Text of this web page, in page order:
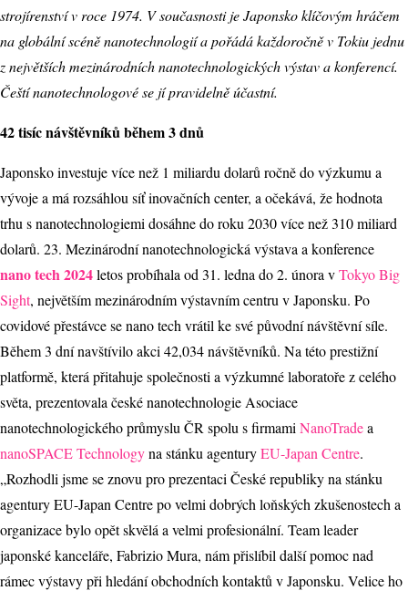
strojírenství v roce 1974. V současnosti je Japonsko klíčovým hráčem
na globální scéně nanotechnologií a pořádá každoročně v Tokiu jednu
z největších mezinárodních nanotechnologických výstav a konferencí.
Čeští nanotechnologové se jí pravidelně účastní.
42 tisíc návštěvníků během 3 dnů
Japonsko investuje více než 1 miliardu dolarů ročně do výzkumu a
vývoje a má rozsáhlou síť inovačních center, a očekává, že hodnota
trhu s nanotechnologiemi dosáhne do roku 2030 více než 310 miliard
dolarů. 23. Mezinárodní nanotechnologická výstava a konference
nano tech 2024letos probíhala od 31. ledna do 2. února vTokyo Big
Sight, největším mezinárodním výstavním centru v Japonsku. Po
covidové přestávce se nano tech vrátil ke své původní návštěvní síle.
Během 3 dní navštívilo akci 42,034 návštěvníků. Na této prestižní
platformě, která přitahuje společnosti a výzkumné laboratoře z celého
světa, prezentovala české nanotechnologie Asociace
nanotechnologického průmyslu ČR spolu s firmami NanoTradea
nanoSPACE Technologyna stánku agenturyEU-Japan Centre.
„Rozhodli jsme se znovu pro prezentaci České republiky na stánku
agentury EU-Japan Centre po velmi dobrých loňských zkušenostech a
organizace bylo opět skvělá a velmi profesionální. Team leader
japonské kanceláře, Fabrizio Mura, nám přislíbil další pomoc nad
rámec výstavy při hledání obchodních kontaktů v Japonsku. Velice ho